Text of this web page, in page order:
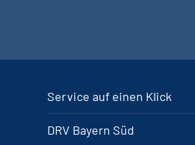
Service auf einen Klick
DRV Bayern Süd